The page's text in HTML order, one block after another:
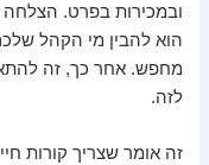
ובמכירות בפרט.
הוא להבין מי הקהל
מחפש. אחר כך, זה
לזה.
זה אומר שצריך קורות